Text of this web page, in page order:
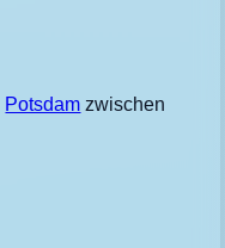
Potsdam zwischen